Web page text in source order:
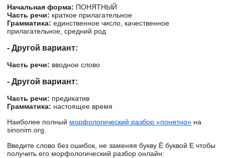
Начальная форма: ПОНЯТНЫЙ
Часть речи: краткое прилагательное
Грамматика: единственное число, качественное
прилагательное, средний род
- Другой вариант:
Часть речи: вводное слово
- Другой вариант:
Часть речи: предикатив
Грамматика: настоящее время
Наиболее полный морфологический разбор «понятно» на
sinonim.org.
Введите слово без ошибок, не заменяя букву Ё буквой Е чтобы
получить его морфологический разбор онлайн: